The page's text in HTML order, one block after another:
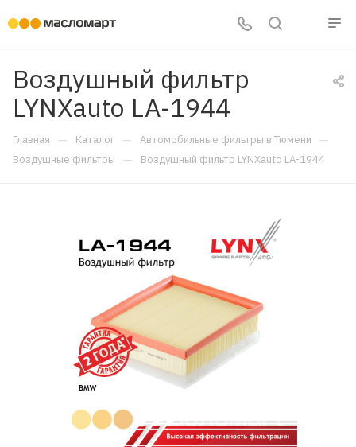
Воздушный фильтр
LYNXauto LA-1944
Главная — Каталог — Автомобильные фильтры в Тюмени —
Воздушные фильтры — Воздушный фильтр LYNXauto LA-1944